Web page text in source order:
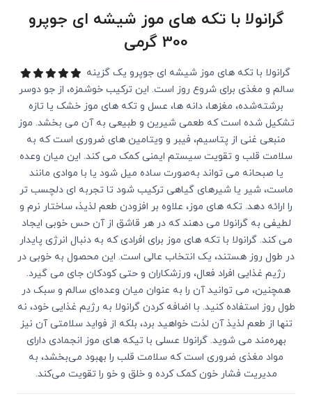
گرانولا با تکه های موز شیشه ای جوپرو
300 گرمی
گرانولا با تکه های موز شیشه ای جوپرو یک گزینه
سالم و مغذی برای شروع روز است. این ترکیب خوشمزه، از جو دوسر
برشته‌شده، مغزها، دانه‌ ها، عسل و تکه‌ های موز خشک یا تازه
تشکیل شده است که طعمی شیرین و طبیعی به آن می‌ بخشد. موز
منبعی غنی از پتاسیم، فیبر و ویتامین‌ های ضروری است که به
سلامت قلب و تقویت سیستم ایمنی کمک می ‌کند. این میان‌ وعده
یا صبحانه می‌ تواند به‌صورت ساده میل شود یا با موادی مانند
ماست، شیر یا شیرهای گیاهی ترکیب شود تا تجربه‌ ای دلچسب‌ تر
را ارائه دهد. تکه‌ های موز، علاوه بر افزودن طعم لذیذ، ساختار نرم و
لطیفی به گرانولا می‌ دهند که در هر قاشق از آن حس خوبی ایجاد
می ‌کند. گرانولا با تکه ‌های موز برای افرادی که به دنبال انرژی پایدار
در طول روز هستند، یک انتخاب عالی است. این محصول به‌ خوبی در
رژیم غذایی افراد فعال، ورزشکاران و حتی کودکان جای می‌ گیرد.
همچنین، می ‌توانید آن را به ‌عنوان میان‌ وعده‌ای سالم و سبک در
طول روز استفاده کنید. با اضافه کردن گرانولا به رژیم غذایی خود، نه
تنها از طعم لذیذ آن لذت خواهید برد، بلکه از فواید سلامتی آن نیز
بهره‌مند می‌ شوید. گرانولا عسلی با تیکه های موز انجمادی دارای
مواد مغذی ضروری است که سلامت قلب را بهبود می‌بخشد، به
مدیریت فشار خون کمک کرده و خلق و خو را تقویت می‌کند.